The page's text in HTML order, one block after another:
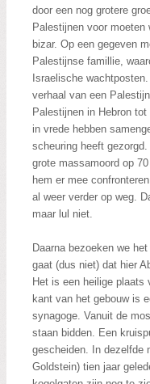
door een nog grotere
Palestijnen voor
bizar. Op een gegeven
Palestijnse famillie,
Israelische
verhaal van een
Palestijnen in Hebron
in vrede hebben
scheuring heeft
grote massamoord op
hem er mee
al weer verder op weg.
maar lul niet.
Daarna bezoeken we
gaat (dus niet) dat hier
Het is een heilige plaats
kant van het gebouw is
synagoge. Vanuit de
staan bidden. Een
gescheiden. In dezelfde
Goldstein) tien jaar